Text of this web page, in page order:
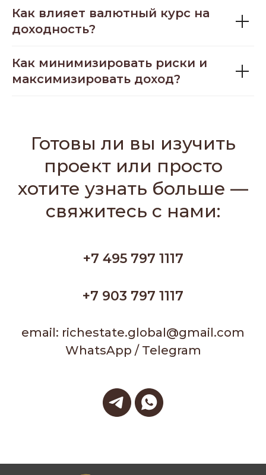
Как влияет валютный курс на
доходность?
Как минимизировать риски и
максимизировать доход?
Готовы ли вы изучить
проект или просто
хотите узнать больше —
свяжитесь с нами:
+7 495 797 1117
+7 903 797 1117
email: richestate.global@gmail.com
WhatsApp / Telegram